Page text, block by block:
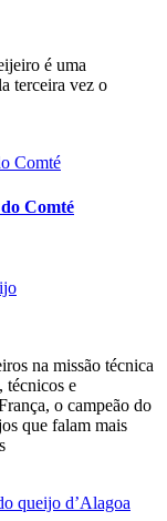
é uma
terceira vez o
Comté
na missão técnica
técnicos e
o campeão do
que falam mais